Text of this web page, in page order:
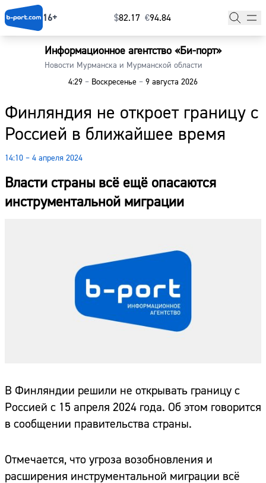
16+ $⁠82.17 €⁠94.84
Информационное агентство «Би-порт»
Новости Мурманска и Мурманской области
4:29 – Воскресенье – 9 августа 2026
Финляндия не откроет границу с
Россией в ближайшее время
14:10 – 4 апреля 2024
Власти страны всё ещё опасаются
инструментальной миграции
В Финляндии решили не открывать границу с
Россией с 15 апреля 2024 года. Об этом говорится
в сообщении правительства страны.
Отмечается, что угроза возобновления и
расширения инструментальной миграции всё
Главная
Наши гости
Фоторепортажи
Погода
Курсы валют